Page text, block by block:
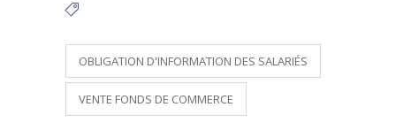
OBLIGATION D'INFORMATION DES SALARIÉS
VENTE FONDS DE COMMERCE